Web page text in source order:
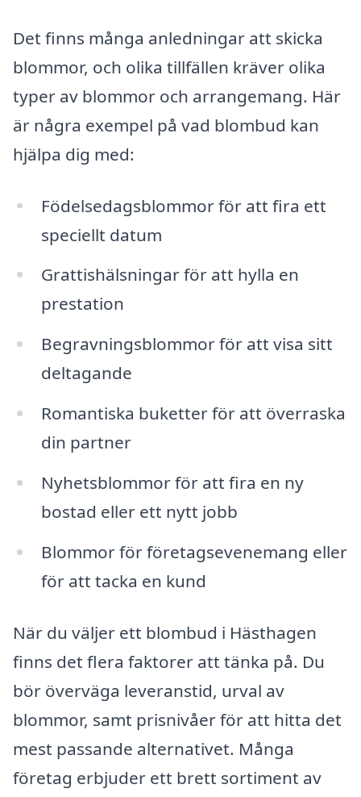
Det finns många anledningar att skicka
blommor, och olika tillfällen kräver olika
typer av blommor och arrangemang. Här
är några exempel på vad blombud kan
hjälpa dig med:
Födelsedagsblommor för att fira ett
speciellt datum
Grattishälsningar för att hylla en
prestation
Begravningsblommor för att visa sitt
deltagande
Romantiska buketter för att överraska
din partner
Nyhetsblommor för att fira en ny
bostad eller ett nytt jobb
Blommor för företagsevenemang eller
för att tacka en kund
När du väljer ett blombud i Hästhagen
finns det flera faktorer att tänka på. Du
bör överväga leveranstid, urval av
blommor, samt prisnivåer för att hitta det
mest passande alternativet. Många
företag erbjuder ett brett sortiment av